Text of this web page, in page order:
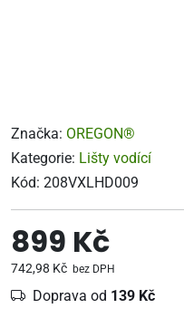
Značka: OREGON®
Kategorie: Lišty vodící
Kód: 208VXLHD009
899 Kč
742,98 Kč bez DPH
Doprava od 139 Kč